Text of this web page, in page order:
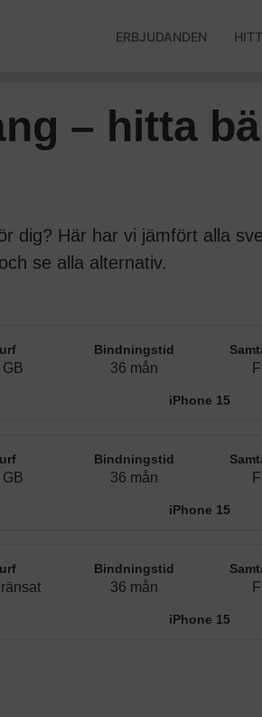
ERBJUDANDEN
– hitta
dig? Här har vi jämfört alla
se alla alternativ.
GB
Bindningstid
36 mån
iPhone 15
GB
Bindningstid
36 mån
iPhone 15
Bindningstid
36 mån
iPhone 15